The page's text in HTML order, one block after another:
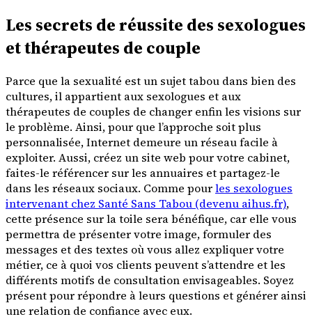
Les secrets de réussite des sexologues
et thérapeutes de couple
Parce que la sexualité est un sujet tabou dans bien des
cultures, il appartient aux sexologues et aux
thérapeutes de couples de changer enfin les visions sur
le problème. Ainsi, pour que l’approche soit plus
personnalisée, Internet demeure un réseau facile à
exploiter. Aussi, créez un site web pour votre cabinet,
faites-le référencer sur les annuaires et partagez-le
dans les réseaux sociaux. Comme pourles sexologues
intervenant chez Santé Sans Tabou (devenu aihus.fr),
cette présence sur la toile sera bénéfique, car elle vous
permettra de présenter votre image, formuler des
messages et des textes où vous allez expliquer votre
métier, ce à quoi vos clients peuvent s’attendre et les
différents motifs de consultation envisageables. Soyez
présent pour répondre à leurs questions et générer ainsi
une relation de confiance avec eux.